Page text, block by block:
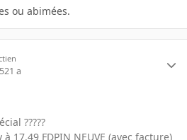
ou abimées.
21 a
?????
17.49 FDPIN NEUVE (avec facture)